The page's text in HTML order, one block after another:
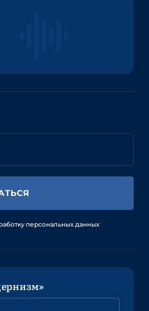
персональных данных